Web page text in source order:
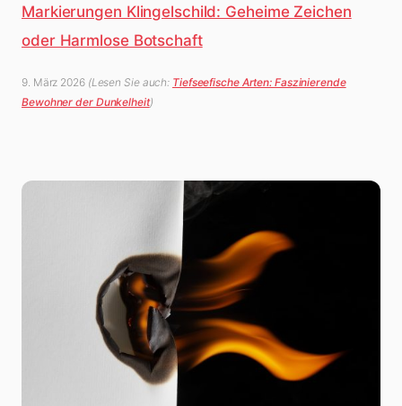
Markierungen Klingelschild: Geheime Zeichen
oder Harmlose Botschaft
9. März 2026 (Lesen Sie auch: Tiefseefische Arten: Faszinierende
Bewohner der Dunkelheit)